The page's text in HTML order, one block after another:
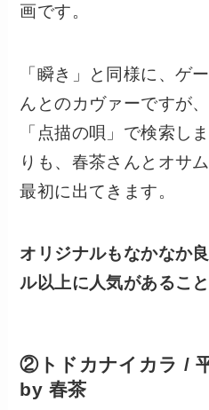
画です。
「瞬き」と同様に、ゲ
んとのカヴァーですが
「点描の唄」で検索し
りも、春茶さんとオサ
最初に出てきます。
オリジナルもなかなか
ル以上に人気があるこ
②トドカナイカラ /
by 春茶